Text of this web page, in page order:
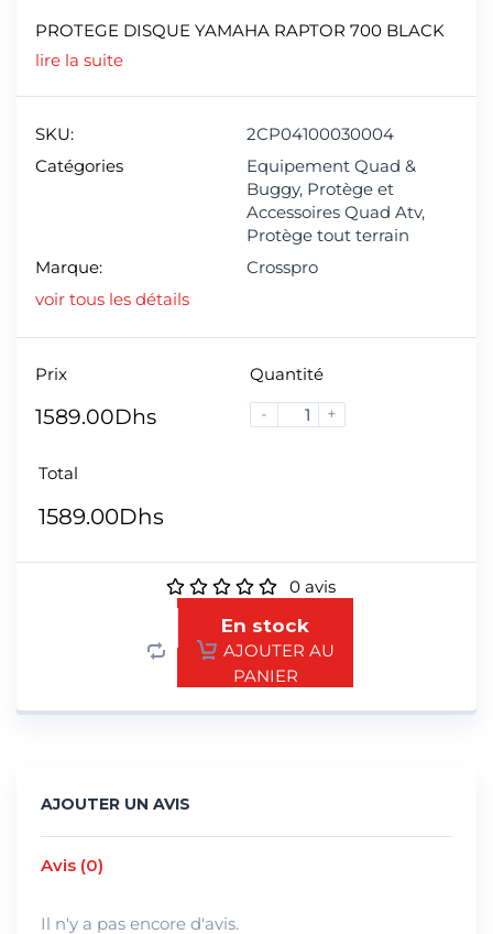
PROTEGE DISQUE YAMAHA RAPTOR 700 BLACK
lire la suite
SKU:
2CP04100030004
Catégories
Equipement Quad &
Buggy, Protège et
Accessoires Quad Atv,
Protège tout terrain
Marque:
Crosspro
voir tous les détails
Prix
1589.00Dhs
Quantité
-
+
Total
1589.00Dhs
0avis
En stock
AJOUTER AU
PANIER
AJOUTER UN AVIS
Avis (0)
Il n'y a pas encore d'avis.